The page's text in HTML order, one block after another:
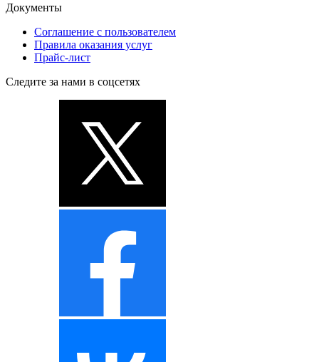
Документы
Соглашение с пользователем
Правила оказания услуг
Прайс-лист
Следите за нами в соцсетях